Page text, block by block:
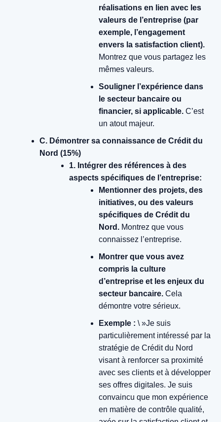
réalisations en lien avec les
valeurs de l’entreprise (par
exemple, l’engagement
envers la satisfaction client).
Montrez que vous partagez les
mêmes valeurs.
Souligner l’expérience dans
le secteur bancaire ou
financier, si applicable. C’est
un atout majeur.
C. Démontrer sa connaissance de Crédit du
Nord (15%)
1. Intégrer des références à des
aspects spécifiques de l’entreprise:
Mentionner des projets, des
initiatives, ou des valeurs
spécifiques de Crédit du
Nord. Montrez que vous
connaissez l’entreprise.
Montrer que vous avez
compris la culture
d’entreprise et les enjeux du
secteur bancaire. Cela
démontre votre sérieux.
Exemple : \ »Je suis
particulièrement intéressé par la
stratégie de Crédit du Nord
visant à renforcer sa proximité
avec ses clients et à développer
ses offres digitales. Je suis
convaincu que mon expérience
en matière de contrôle qualité,